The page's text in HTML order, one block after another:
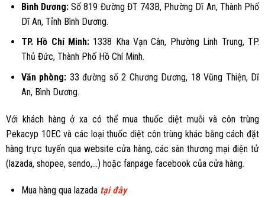
Bình Dương: Số 819 Đường ĐT 743B, Phường Dĩ An, Thành Phố
Dĩ An, Tỉnh Bình Dương.
TP. Hồ Chí Minh:1338 Kha Vạn Cân, Phường Linh Trung, TP.
Thủ Đức, Thành Phố Hồ Chí Minh.
Văn phòng: 33 đường số 2 Chương Dương, 18 Vũng Thiện, Dĩ
An, Bình Dương.
Với khách hàng ở xa có thể mua thuốc diệt muỗi và côn trùng
Pekacyp 10EC và các loại thuốc diệt côn trùng khác bằng cách đặt
hàng trực tuyến qua website cửa hàng, các sàn thương mại điện tử
(lazada, shopee, sendo,...) hoặc fanpage facebook của cửa hàng.
Mua hàng qua lazada tại đây